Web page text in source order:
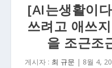
[AI는생활이
쓰려고 애쓰
을 조근조
게시자 : 최 규문 | 8월 4,